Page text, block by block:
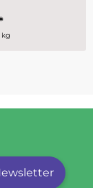
€ pro 1 kg